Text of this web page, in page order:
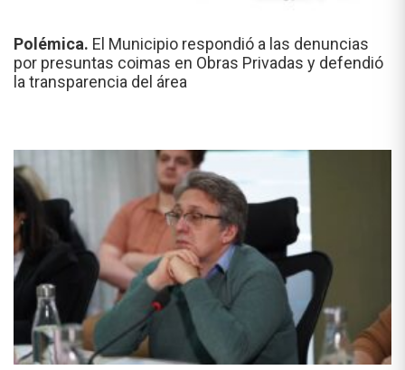
Polémica. El Municipio respondió a las denuncias
por presuntas coimas en Obras Privadas y defendió
la transparencia del área